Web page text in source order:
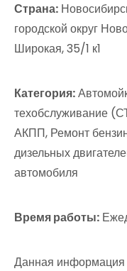
Страна:
городской округ
Широкая, 35/1 к1
Категория:
техобслуживание
АКПП, Ремонт
дизельных
автомобиля
Время работы:
Данная информация